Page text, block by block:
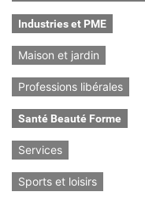
Industries et PME
Maison et jardin
Professions libérales
Santé Beauté Forme
Services
Sports et loisirs